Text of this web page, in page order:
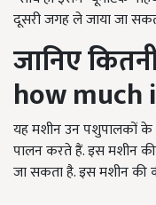
दूसरी जगह ले जाया जा
जानिए
how much
यह मशीन उन पशुपालकों
पालन करते हैं. इस मशीन की
जा सकता है. इस मशीन की